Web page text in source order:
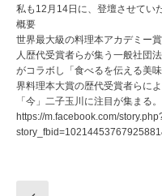
私も12月14日に、登壇させてい
概要
世界最大級の料理本アカデミー
人歴代受賞者らが集う一般社団
がコラボし「食べるを伝える美
界料理本大賞の歴代受賞者らに
「今」二子玉川に注目が集まる。
https://m.facebook.com/